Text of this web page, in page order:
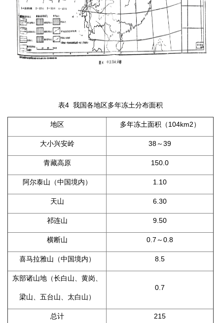
表4 我国各地区多年冻土分布面积
地区 多年冻土面积（104km2）
大小兴安岭 38～39
青藏高原 150.0
阿尔泰山（中国境内） 1.10
天山 6.30
祁连山 9.50
横断山 0.7～0.8
喜马拉雅山（中国境内） 8.5
东部诸山地（长白山、黄岗、
梁山、五台山、太白山）
0.7
总计 215